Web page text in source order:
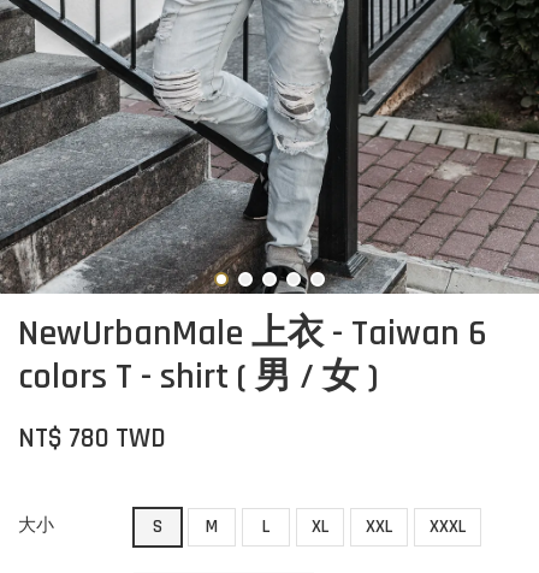
NewUrbanMale 上衣 - Taiwan 6
colors T - shirt ( 男 / 女 )
NT$ 780 TWD
大小 S M L XL XXL XXXL